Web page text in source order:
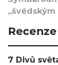
„švédským
Recenze
7 Divů